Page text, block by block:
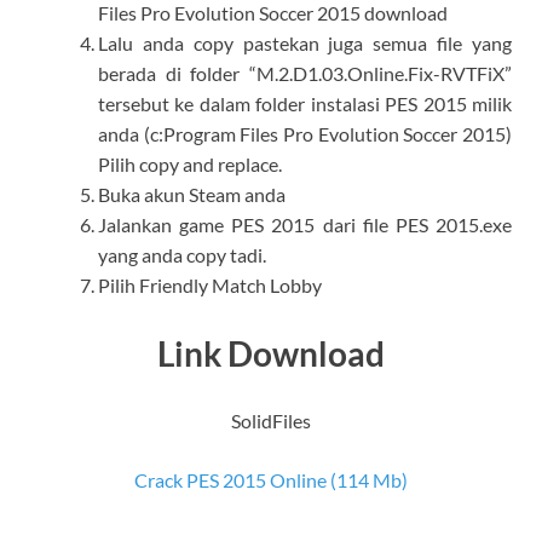
Files Pro Evolution Soccer 2015 download
Lalu anda copy pastekan juga semua file yang
berada di folder “M.2.D1.03.Online.Fix-RVTFiX”
tersebut ke dalam folder instalasi PES 2015 milik
anda (c:Program Files Pro Evolution Soccer 2015)
Pilih copy and replace.
Buka akun Steam anda
Jalankan game PES 2015 dari file PES 2015.exe
yang anda copy tadi.
Pilih Friendly Match Lobby
Link Download
SolidFiles
Crack PES 2015 Online (114 Mb)